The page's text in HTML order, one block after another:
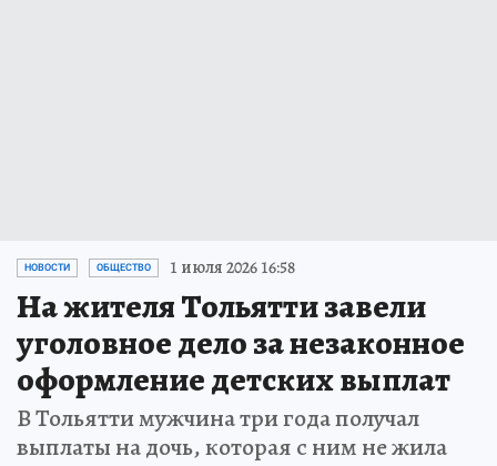
НОВОСТИ ОБЩЕСТВО 1 июля 2026 16:58
На жителя Тольятти завели
уголовное дело за незаконное
оформление детских выплат
В Тольятти мужчина три года получал
выплаты на дочь, которая с ним не жила